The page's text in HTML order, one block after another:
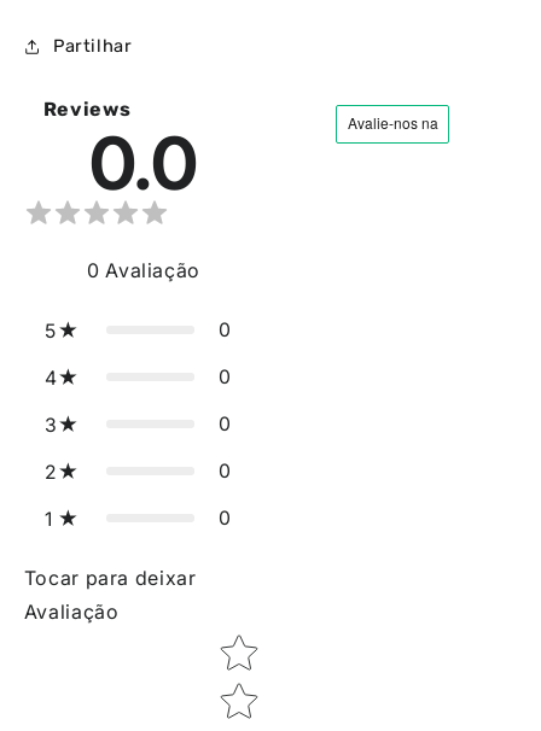
Partilhar
Reviews
0.0
0 Avaliação
5 0
4 0
3 0
2 0
1 0
Tocar para deixar
Avaliação
Star rating